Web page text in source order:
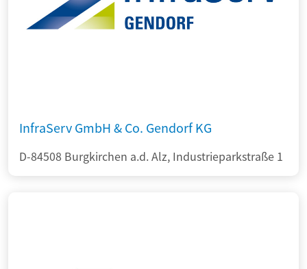
InfraServ GmbH & Co. Gendorf KG
D-84508 Burgkirchen a.d. Alz, Industrieparkstraße 1